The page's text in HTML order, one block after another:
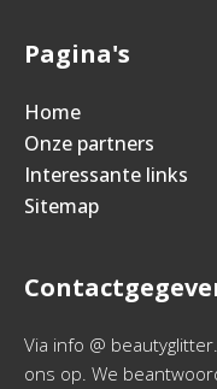
Pagina's
Home
Onze partners
Interessante links
Sitemap
Via info @
ons op. We